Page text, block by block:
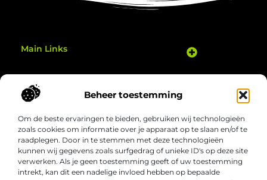
Beheer toestemming
Om de beste ervaringen te bieden, gebruiken wij technologieën
zoals cookies om informatie over je apparaat op te slaan en/of te
raadplegen. Door in te stemmen met deze technologieën
kunnen wij gegevens zoals surfgedrag of unieke ID's op deze site
verwerken. Als je geen toestemming geeft of uw toestemming
intrekt, kan dit een nadelige invloed hebben op bepaalde
Main Links
Welgezond.nl – Jouw bron van boeiende
inzichten